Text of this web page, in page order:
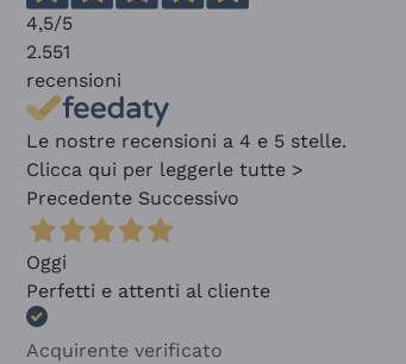
4,5/5
2.551
recensioni
Le nostre recensioni a 4 e 5 stelle.
Clicca qui per leggerle tutte >
Precedente Successivo
Oggi
Perfetti e attenti al cliente
Acquirente verificato